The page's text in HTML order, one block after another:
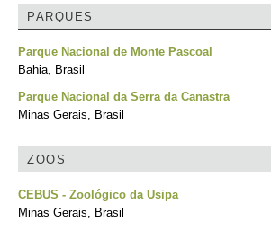
PARQUES
Parque Nacional de Monte Pascoal
Bahia, Brasil
Parque Nacional da Serra da Canastra
Minas Gerais, Brasil
ZOOS
CEBUS - Zoológico da Usipa
Minas Gerais, Brasil